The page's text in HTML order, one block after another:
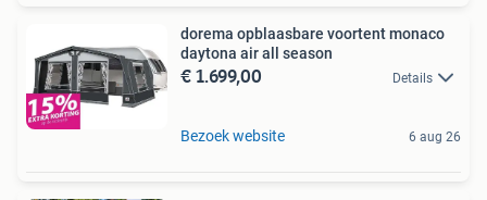
dorema opblaasbare voortent monaco
daytona air all season
€ 1.699,00 Details
Bezoek website 6 aug 26